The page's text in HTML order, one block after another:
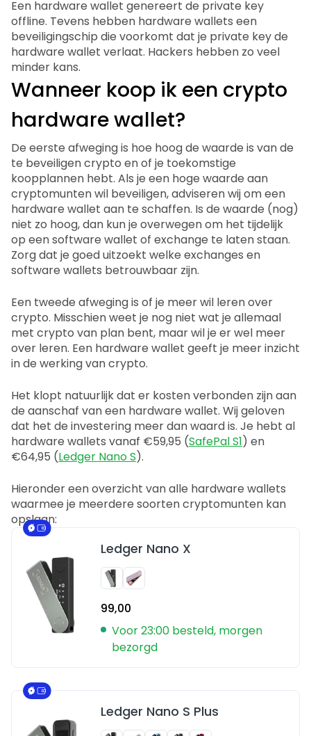
Een hardware wallet genereert de private key
offline. Tevens hebben hardware wallets een
beveiligingschip die voorkomt dat je private key de
hardware wallet verlaat. Hackers hebben zo veel
minder kans.
Wanneer koop ik een crypto
hardware wallet?
De eerste afweging is hoe hoog de waarde is van de
te beveiligen crypto en of je toekomstige
koopplannen hebt. Als je een hoge waarde aan
cryptomunten wil beveiligen, adviseren wij om een
hardware wallet aan te schaffen. Is de waarde (nog)
niet zo hoog, dan kun je overwegen om het tijdelijk
op een software wallet of exchange te laten staan.
Zorg dat je goed uitzoekt welke exchanges en
software wallets betrouwbaar zijn.
Een tweede afweging is of je meer wil leren over
crypto. Misschien weet je nog niet wat je allemaal
met crypto van plan bent, maar wil je er wel meer
over leren. Een hardware wallet geeft je meer inzicht
in de werking van crypto.
Het klopt natuurlijk dat er kosten verbonden zijn aan
de aanschaf van een hardware wallet. Wij geloven
dat het de investering meer dan waard is. Je hebt al
hardware wallets vanaf €59,95 (SafePal S1) en
€64,95 (Ledger Nano S).
Hieronder een overzicht van alle hardware wallets
waarmee je meerdere soorten cryptomunten kan
opslaan:
Ledger Nano X
99,00
Voor 23:00 besteld, morgen
bezorgd
Ledger Nano S Plus